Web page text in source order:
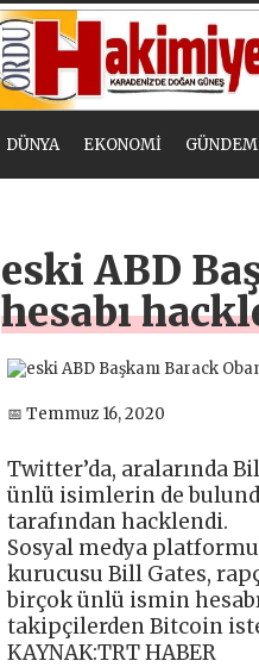
DÜNYA EKONOMİ GÜNDEM
eski ABD
hesabı
📅 Temmuz 16, 2020
Twitter’da, aralarında
ünlü isimlerin de
tarafından hacklendi.
Sosyal medya platformu
kurucusu Bill Gates,
birçok ünlü ismin
takipçilerden Bitcoin
KAYNAK:TRT HABER